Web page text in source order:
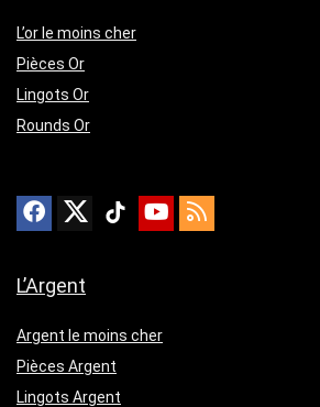
L’or le moins cher
Pièces Or
Lingots Or
Rounds Or
L’Argent
Argent le moins cher
Pièces Argent
Lingots Argent